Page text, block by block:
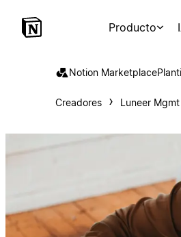
Producto
Notion Marketplace
Creadores Luneer Mgmt